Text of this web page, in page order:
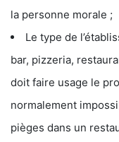
la personne morale ;
Le type de
bar, pizzeria,
doit faire usage le
normalement
pièges dans un